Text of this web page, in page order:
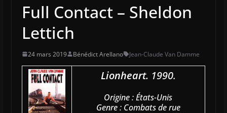
Full Contact – Sheldon
Lettich
24 mars 2019 Bénédict Arellano Jean-Claude Van Damme
Lionheart. 1990.
Origine : États-Unis
Genre : Combats de rue